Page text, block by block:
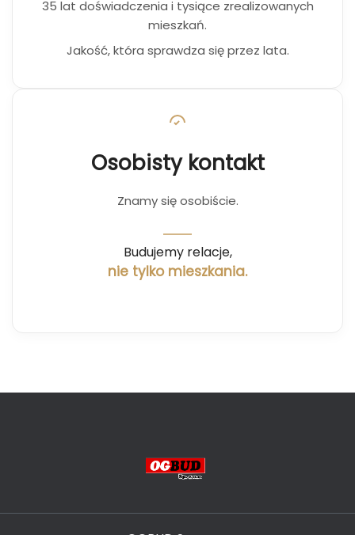
35 lat doświadczenia i tysiące zrealizowanych
mieszkań.
Jakość, która sprawdza się przez lata.
Osobisty kontakt
Znamy się osobiście.
Budujemy relacje,
nie tylko mieszkania.